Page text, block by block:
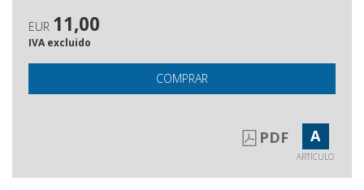
EUR 11,00
IVA excluido
COMPRAR
PDF A
ARTÍCULO